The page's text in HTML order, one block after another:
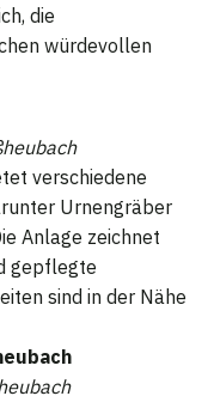
die
würdevollen
verschiedene
Urnengräber
Anlage zeichnet
gepflegte
sind in der Nähe